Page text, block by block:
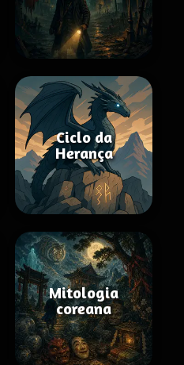
Ciclo da
Herança
Mitologia
coreana